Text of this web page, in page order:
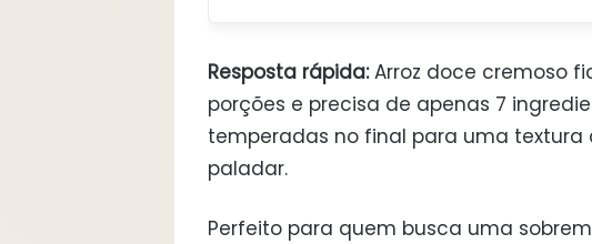
Resposta rápida:Arroz doce cremoso
porções e precisa de apenas 7
temperadas no final para uma
paladar.
Perfeito para quem busca uma